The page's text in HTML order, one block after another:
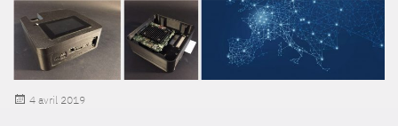
Publié
4 avril 2019